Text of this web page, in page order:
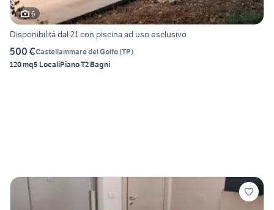
6
Disponibilità dal 21 con piscina ad uso esclusivo
500 €Castellammare del Golfo(TP)
120 mq5 LocaliPiano T2 Bagni